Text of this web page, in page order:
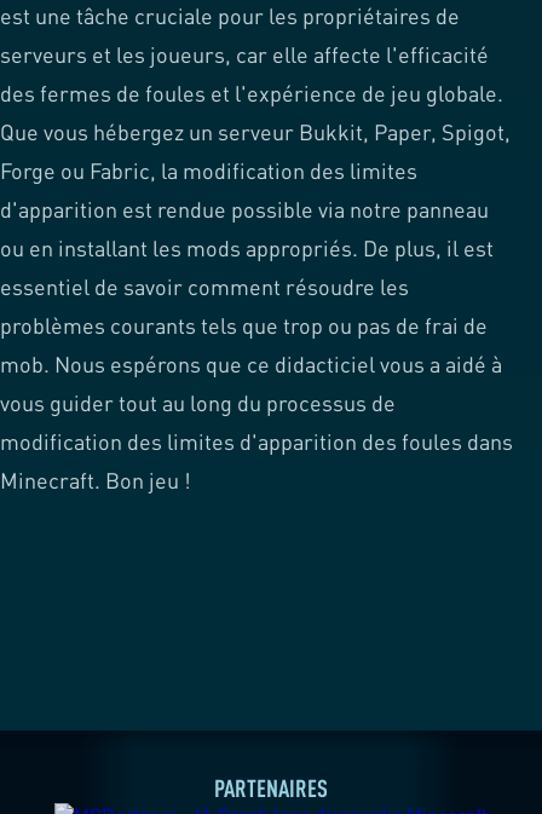
est une tâche cruciale pour les propriétaires de
serveurs et les joueurs, car elle affecte l'efficacité
des fermes de foules et l'expérience de jeu globale.
Que vous hébergez un serveur Bukkit, Paper, Spigot,
Forge ou Fabric, la modification des limites
d'apparition est rendue possible via notre panneau
ou en installant les mods appropriés. De plus, il est
essentiel de savoir comment résoudre les
problèmes courants tels que trop ou pas de frai de
mob. Nous espérons que ce didacticiel vous a aidé à
vous guider tout au long du processus de
modification des limites d'apparition des foules dans
Minecraft. Bon jeu !
PARTENAIRES